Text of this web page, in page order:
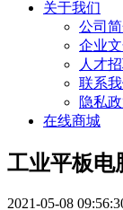
关于我们
公司
企业
人才
联系
隐私
在线商城
工业平板电
2021-05-08